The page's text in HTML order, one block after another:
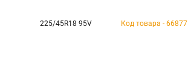
225/45R18 95V Код товара - 66877